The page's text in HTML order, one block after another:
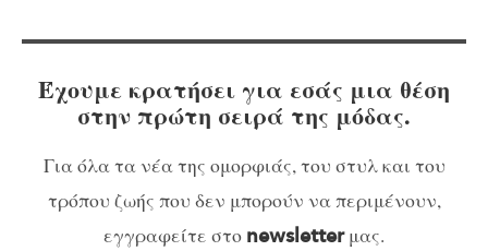
Έχουμε κρατήσει για εσάς μια θέση
στην πρώτη σειρά της μόδας.
Για όλα τα νέα της ομορφιάς, του στυλ και του
τρόπου ζωής που δεν μπορούν να περιμένουν,
εγγραφείτε στο newsletterμας.